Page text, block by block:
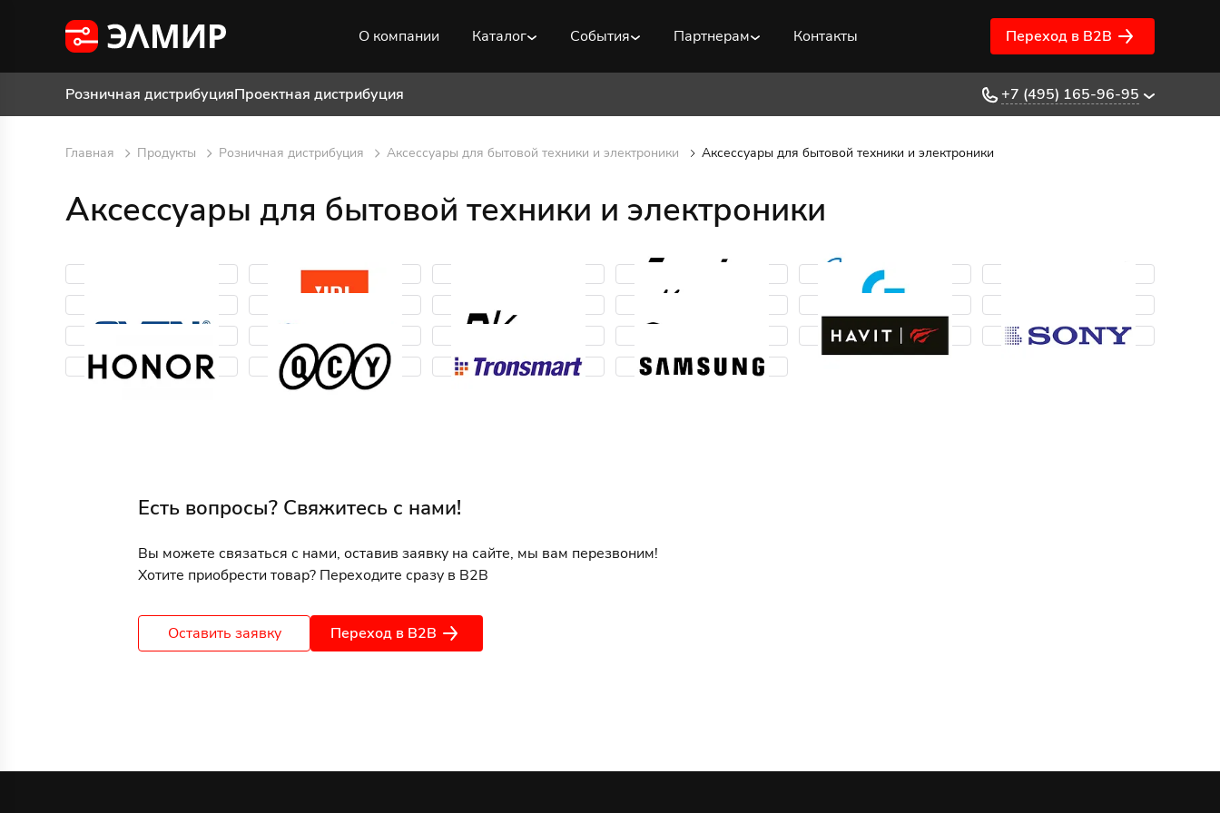
О компании Каталог События Партнерам Контакты Переход в B2B
Розничная дистрибуцияПроектная дистрибуция +7 (495) 165-96-95
Главная Продукты Розничная дистрибуция Аксессуары для бытовой техники и электроники Аксессуары для бытовой техники и электроники
Аксессуары для бытовой техники и электроники
Есть вопросы? Свяжитесь с нами!
Вы можете связаться с нами, оставив заявку на сайте, мы вам перезвоним!
Хотите приобрести товар? Переходите сразу в B2B
Оставить заявку Переход в B2B